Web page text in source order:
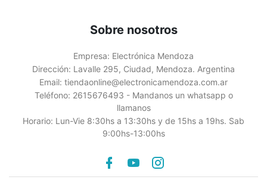
Sobre nosotros
Empresa: Electrónica Mendoza
Dirección: Lavalle 295, Ciudad, Mendoza. Argentina
Email: tiendaonline@electronicamendoza.com.ar
Teléfono: 2615676493 - Mandanos un whatsapp o
llamanos
Horario: Lun-Vie 8:30hs a 13:30hs y de 15hs a 19hs. Sab
9:00hs-13:00hs
Facebook
youtube
instagram